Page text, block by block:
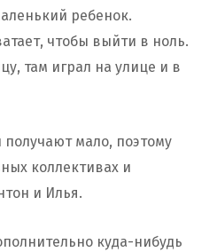
ребенок.
чтобы выйти в ноль.
там играл на улице и в
мало, поэтому
коллективах и
и Илья.
куда-нибудь